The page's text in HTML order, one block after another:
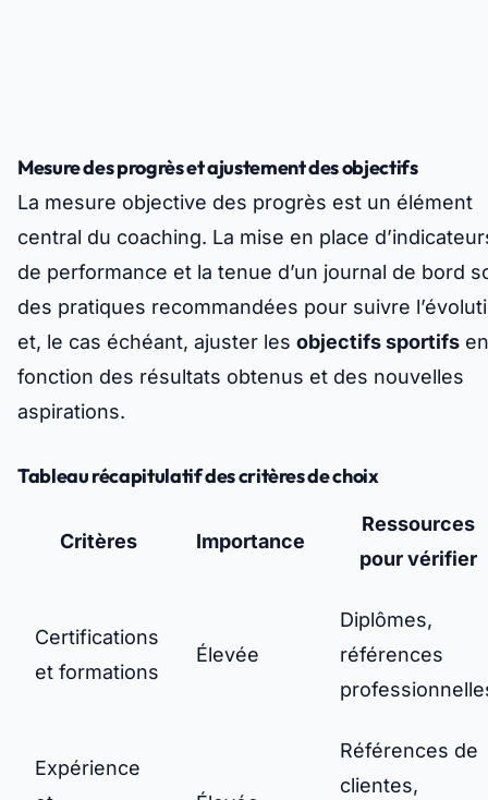
Mesure des progrès et ajustement des objectifs
La mesure objective des progrès est un élément
central du coaching. La mise en place
de performance et la tenue d’un journal de bord
des pratiques recommandées pour suivre
et, le cas échéant, ajuster les objectifs sportifs en
fonction des résultats obtenus et des nouvelles
aspirations.
Tableau récapitulatif des critères de choix
Critères Importance
Ressources
pour vérifier
Certifications
et formations
Élevée
Diplômes,
références
Expérience
Références de
clientes,